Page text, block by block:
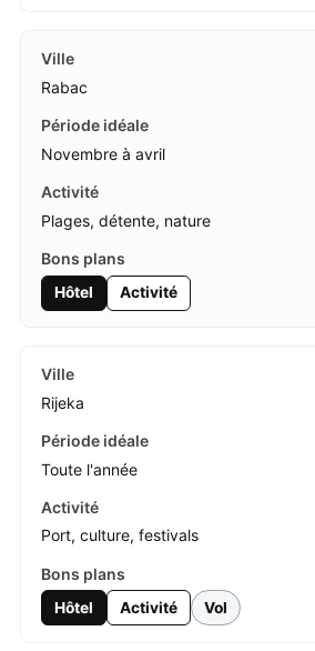
Rabac
Novembre à avril
Plages, détente, nature
Hôtel Activité
Rijeka
Toute l'année
Port, culture, festivals
Hôtel Activité Vol